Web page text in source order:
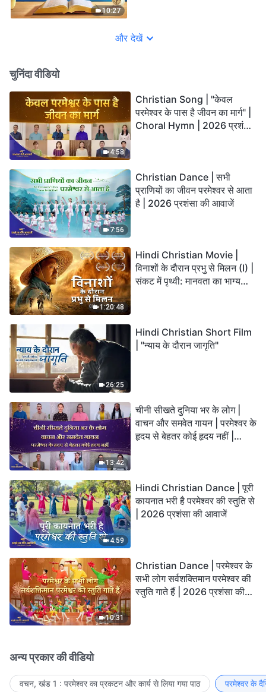
10:27
और देखें
चुनिंदा वीडियो
4:58
Christian Song | "केवल
परमेश्वर के पास है जीवन का मार्ग" |
Choral Hymn | 2026 प्रशंसा
7:56
Christian Dance | सभी
प्राणियों का जीवन परमेश्वर से आता
है | 2026 प्रशंसा की आवाजें
1:20:48
Hindi Christian Movie |
विनाशों के दौरान प्रभु से मिलन (I) |
संकट में पृथ्वी: मानवता का भाग्य
26:25
Hindi Christian Short Film
| "न्याय के दौरान जागृति"
13:42
चीनी सीखते दुनिया भर के लोग |
वाचन और समवेत गायन | परमेश्वर के
हृदय से बेहतर कोई हृदय नहीं |
4:59
Hindi Christian Dance | पूरी
कायनात भरी है परमेश्वर की स्तुति से
| 2026 प्रशंसा की आवाजें
10:31
Christian Dance | परमेश्वर के
सभी लोग सर्वशक्तिमान परमेश्वर की
स्तुति गाते हैं | 2026 प्रशंसा की
अन्य प्रकार की वीडियो
वचन, खंड 1 : परमेश्वर का प्रकटन और कार्य से लिया गया पाठ परमेश्वर के